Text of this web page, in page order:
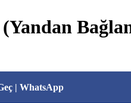
| WhatsApp